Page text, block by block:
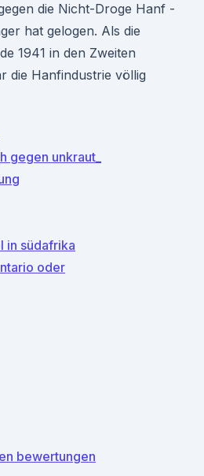
die Nicht-Droge Hanf -
hat gelogen. Als die
1941 in den Zweiten
die Hanfindustrie völlig
gegen unkraut_
in südafrika
oder
bewertungen